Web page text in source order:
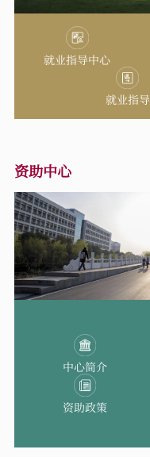
就业指导中心
就业指导
资助中心
中心简介
资助政策